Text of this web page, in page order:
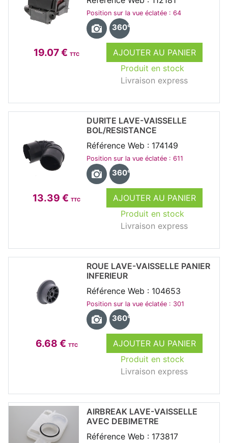
19.07 € TTC
AJOUTER AU PANIER
Produit en stock
Livraison express
Position sur la vue éclatée : 64
360°
13.39 € TTC
AJOUTER AU PANIER
Produit en stock
Livraison express
DURITE LAVE-VAISSELLE
BOL/RESISTANCE
Référence Web : 174149
Position sur la vue éclatée : 611
360°
6.68 € TTC
AJOUTER AU PANIER
Produit en stock
Livraison express
ROUE LAVE-VAISSELLE PANIER
INFERIEUR
Référence Web : 104653
Position sur la vue éclatée : 301
360°
AIRBREAK LAVE-VAISSELLE
AVEC DEBIMETRE
Référence Web : 173817